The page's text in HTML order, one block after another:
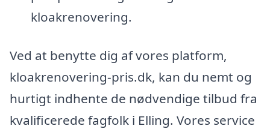
kloakrenovering.
Ved at benytte dig af vores platform,
kloakrenovering-pris.dk, kan du nemt og
hurtigt indhente de nødvendige tilbud fra
kvalificerede fagfolk i Elling. Vores service